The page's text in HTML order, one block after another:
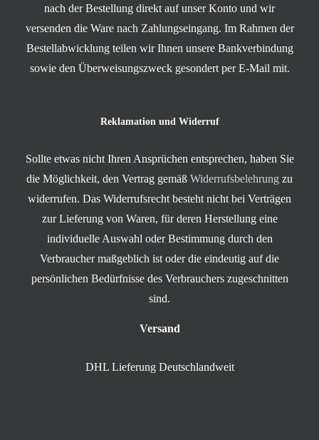
nach der Bestellung direkt auf unser Konto und wir
versenden die Ware nach Zahlungseingang. Im Rahmen der
Bestellabwicklung teilen wir Ihnen unsere Bankverbindung
sowie den Überweisungszweck gesondert per E-Mail mit.
Reklamation und Widerruf
Sollte etwas nicht Ihren Ansprüchen entsprechen, haben Sie
die Möglichkeit, den Vertrag gemäß Widerrufsbelehrung zu
widerrufen. Das Widerrufsrecht besteht nicht bei Verträgen
zur Lieferung von Waren, für deren Herstellung eine
individuelle Auswahl oder Bestimmung durch den
Verbraucher maßgeblich ist oder die eindeutig auf die
persönlichen Bedürfnisse des Verbrauchers zugeschnitten
sind.
Versand
DHL Lieferung Deutschlandweit